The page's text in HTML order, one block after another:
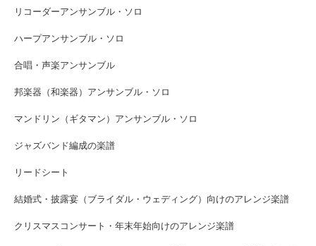
リコーダーアンサンブル・ソロ
ハープアンサンブル・ソロ
合唱・声楽アンサンブル
邦楽器（和楽器）アンサンブル・ソロ
マンドリン（ギタマン）アンサンブル・ソロ
ジャズバンド編成の楽譜
リードシート
結婚式・披露宴（ブライダル・ウェディング）向けのアレンジ楽譜
クリスマスコンサート・年末年始向けのアレンジ楽譜